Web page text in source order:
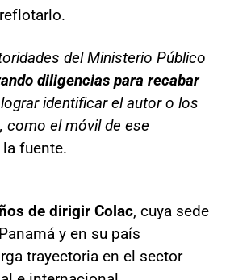
del Ministerio Público
diligencias para recabar
identificar el autor o los
como el móvil de ese
fuente.
de dirigir Colac, cuya sede
y en su país
trayectoria en el sector